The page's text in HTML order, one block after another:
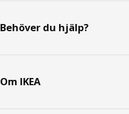
Behöver du hjälp?
Om IKEA